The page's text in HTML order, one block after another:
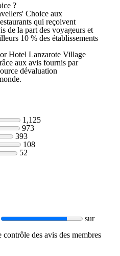
?
Choice aux
qui reçoivent
de la part des voyageurs et
10 % des établissements
Hotel Lanzarote Village
aux avis fournis par
dévaluation
1,125
973
393
108
52
sur
des avis des membres